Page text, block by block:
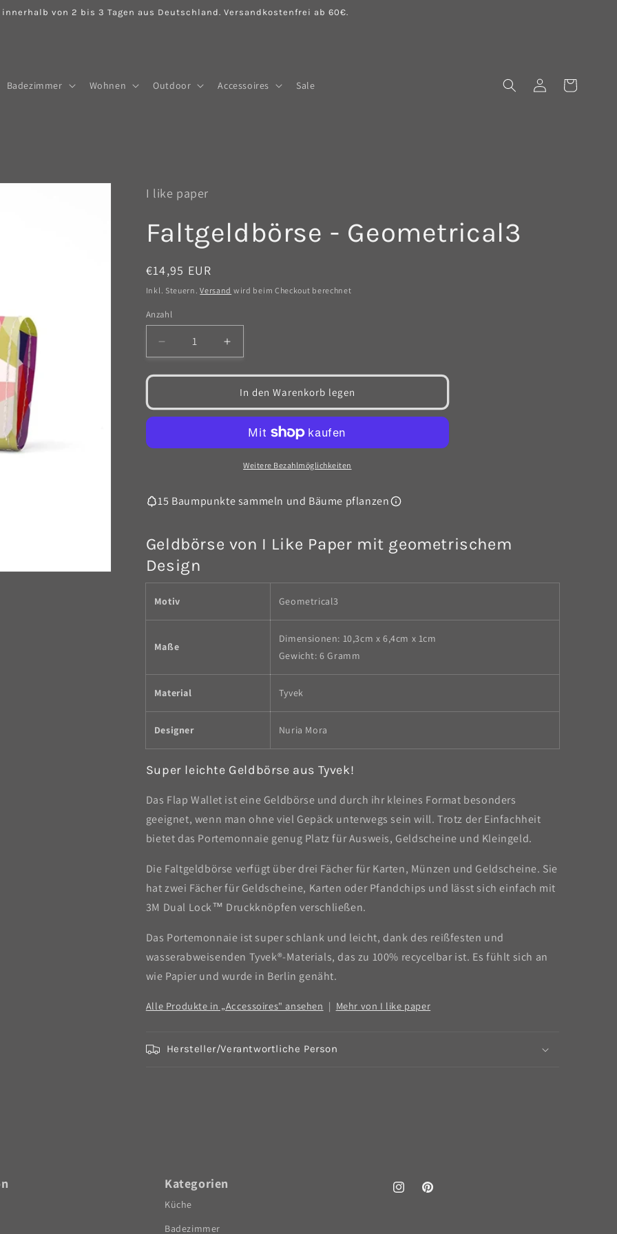
innerhalb von 2 bis 3 Tagen aus Deutschland. Versandkostenfrei ab 60€.
Badezimmer Wohnen Outdoor Accessoires Sale EinloggenWarenkorb
I like paper
Faltgeldbörse - Geometrical3
Normaler
Preis
€14,95 EUR
Inkl. Steuern.Versand wird beim Checkout berechnet
Anzahl
Anzahl
Verringere
die
Menge
Faltgeldbörse
-
Erhöhe
die
Menge
für
Faltgeldbörse
-
Geometrical3
In den Warenkorb legen
Weitere Bezahlmöglichkeiten
15 Baumpunkte sammeln und Bäume pflanzen
Geldbörse von I Like Paper mit geometrischem
Design
Motiv Geometrical3
Maße
Dimensionen: 10,3cm x 6,4cm x 1cm
Gewicht: 6 Gramm
Material Tyvek
Designer Nuria Mora
Super leichte Geldbörse aus Tyvek!
Das Flap Wallet ist eine Geldbörse und durch ihr kleines Format besonders
geeignet, wenn man ohne viel Gepäck unterwegs sein will. Trotz der Einfachheit
bietet das Portemonnaie genug Platz für Ausweis, Geldscheine und Kleingeld.
Die Faltgeldbörse verfügt über drei Fächer für Karten, Münzen und Geldscheine. Sie
hat zwei Fächer für Geldscheine, Karten oder Pfandchips und lässt sich einfach mit
3M Dual Lock™ Druckknöpfen verschließen.
Das Portemonnaie ist super schlank und leicht, dank des reißfesten und
wasserabweisenden Tyvek®-Materials, das zu 100% recycelbar ist. Es fühlt sich an
wie Papier und wurde in Berlin genäht.
Alle Produkte in „Accessoires" ansehen | Mehr von I like paper
Hersteller/Verantwortliche Person
Kategorien
Küche
Badezimmer
InstagramPinterest